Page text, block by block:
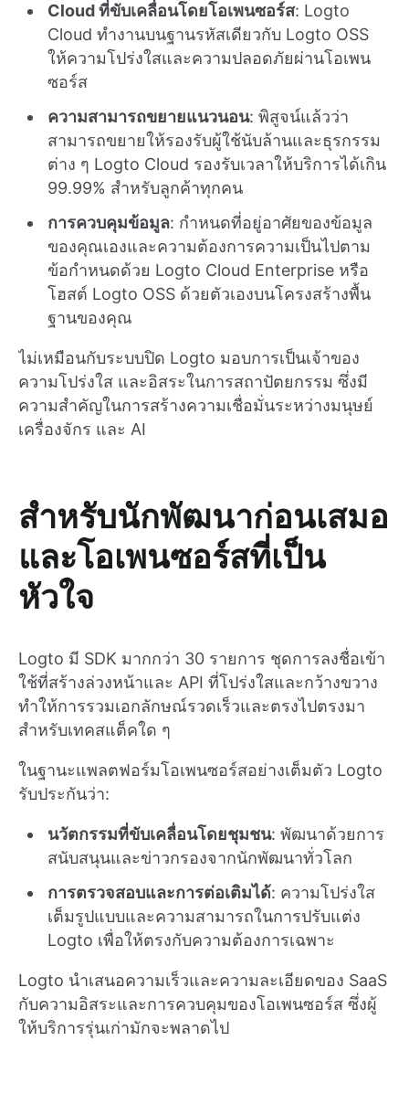
Cloud ที่ขับเคลื่อนโดยโอเพนซอร์ส: Logto
Cloud ทำงานบนฐานรหัสเดียวกับ Logto OSS
ให้ความโปร่งใสและความปลอดภัยผ่านโอเพน
ซอร์ส
ความสามารถขยายแนวนอน: พิสูจน์แล้วว่า
สามารถขยายให้รองรับผู้ใช้นับล้านและธุรกรรม
ต่าง ๆ Logto Cloud รองรับเวลาให้บริการได้เกิน
99.99% สำหรับลูกค้าทุกคน
การควบคุมข้อมูล: กำหนดที่อยู่อาศัยของข้อมูล
ของคุณเองและความต้องการความเป็นไปตาม
ข้อกำหนดด้วย Logto Cloud Enterprise หรือ
โฮสต์ Logto OSS ด้วยตัวเองบนโครงสร้างพื้น
ฐานของคุณ
ไม่เหมือนกับระบบปิด Logto มอบการเป็นเจ้าของ
ความโปร่งใส และอิสระในการสถาปัตยกรรม ซึ่งมี
ความสำคัญในการสร้างความเชื่อมั่นระหว่างมนุษย์
เครื่องจักร และ AI
สำหรับนักพัฒนาก่อนเสมอ
และโอเพนซอร์สที่เป็น
หัวใจ
Logto มี SDK มากกว่า 30 รายการ ชุดการลงชื่อเข้า
ใช้ที่สร้างล่วงหน้าและ API ที่โปร่งใสและกว้างขวาง
ทำให้การรวมเอกลักษณ์รวดเร็วและตรงไปตรงมา
สำหรับเทคสแต็คใด ๆ
ในฐานะแพลตฟอร์มโอเพนซอร์สอย่างเต็มตัว Logto
รับประกันว่า:
นวัตกรรมที่ขับเคลื่อนโดยชุมชน: พัฒนาด้วยการ
สนับสนุนและข่าวกรองจากนักพัฒนาทั่วโลก
การตรวจสอบและการต่อเติมได้: ความโปร่งใส
เต็มรูปแบบและความสามารถในการปรับแต่ง
Logto เพื่อให้ตรงกับความต้องการเฉพาะ
Logto นำเสนอความเร็วและความละเอียดของ SaaS
กับความอิสระและการควบคุมของโอเพนซอร์ส ซึ่งผู้
ให้บริการรุ่นเก่ามักจะพลาดไป